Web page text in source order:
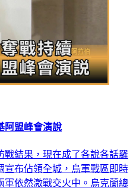
阿盟峰會演說
戰結果，現在成了各說各話羅
宣布佔領全城，烏軍戰區即時
軍依然激戰交火中。烏克蘭總